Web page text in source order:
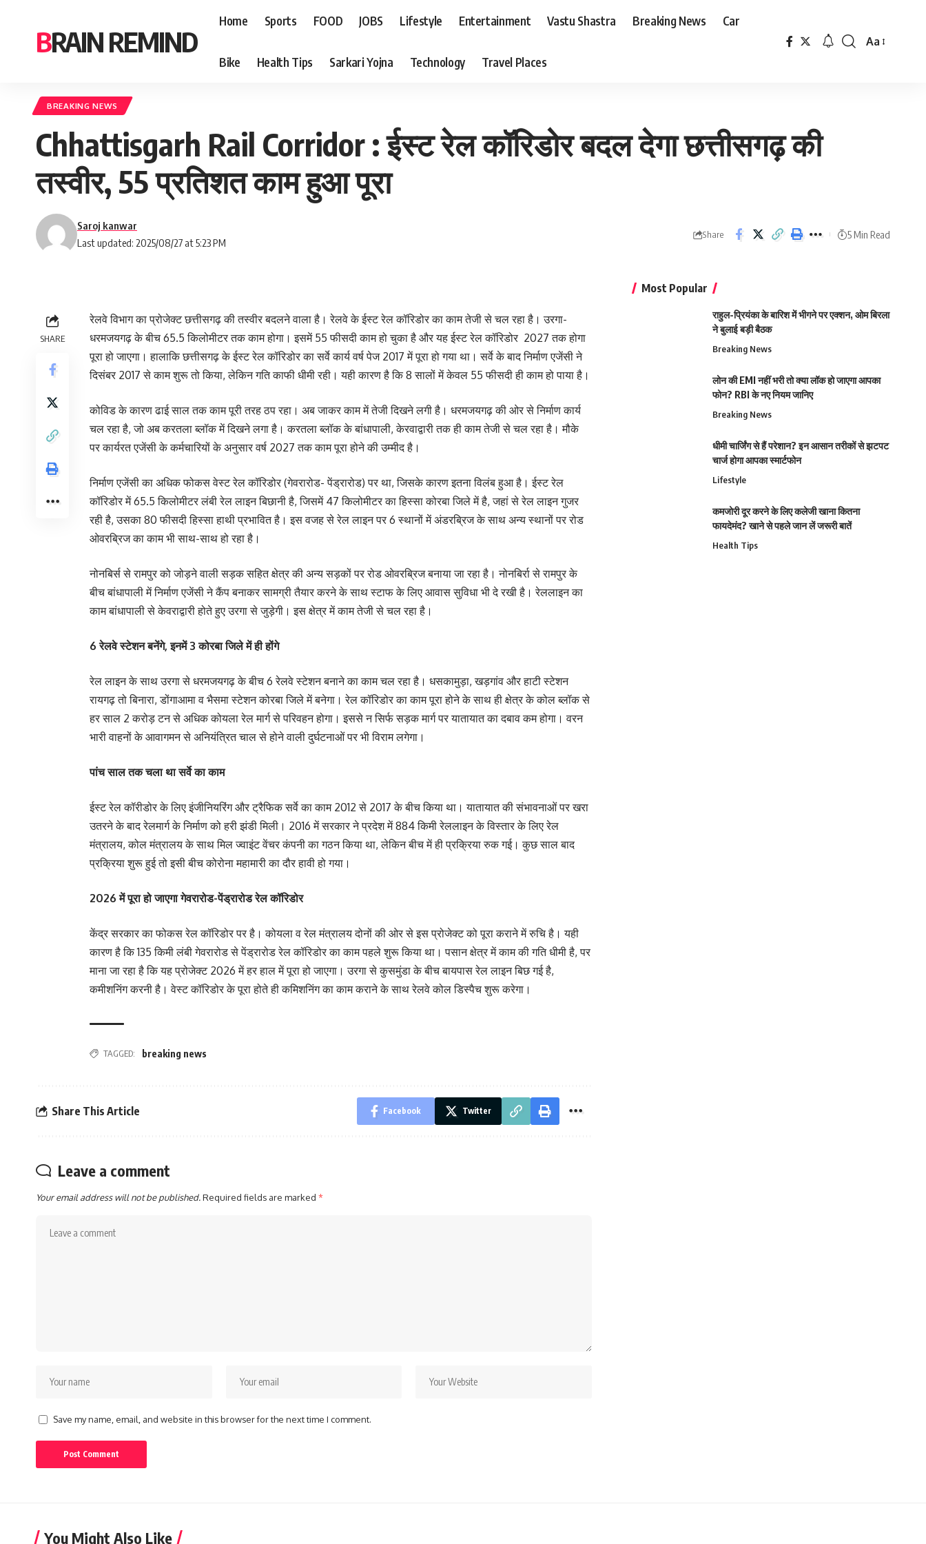
BRAIN REMIND
Home Sports FOOD JOBS Lifestyle Entertainment Vastu Shastra Breaking News Car
Bike Health Tips Sarkari Yojna Technology Travel Places
Font
Aa
BREAKING NEWS
Chhattisgarh Rail Corridor : ईस्ट रेल कॉरिडोर बदल देगा छत्तीसगढ़ की
तस्वीर, 55 प्रतिशत काम हुआ पूरा
Last updated: 2025/08/27 at 5:23 PM
Saroj kanwar
Share 5 Min Read
SHARE
रेलवे विभाग का प्रोजेक्ट छत्तीसगढ़ की तस्वीर बदलने वाला है। रेलवे के ईस्ट रेल कॉरिडोर का काम तेजी से चल रहा है। उरगा-
धरमजयगढ़ के बीच 65.5 किलोमीटर तक काम होगा। इसमें 55 फीसदी काम हो चुका है और यह ईस्ट रेल कॉरिडोर 2027 तक होगा
पूरा हो जाएगा। हालाकि छत्तीसगढ़ के ईस्ट रेल कॉरिडोर का सर्वे कार्य वर्ष पेज 2017 में पूरा हो गया था। सर्वे के बाद निर्माण एजेंसी ने
दिसंबर 2017 से काम शुरू तो किया, लेकिन गति काफी धीमी रही। यही कारण है कि 8 सालों में केवल 55 फीसदी ही काम हो पाया है।
कोविड के कारण ढाई साल तक काम पूरी तरह ठप रहा। अब जाकर काम में तेजी दिखने लगी है। धरमजयगढ़ की ओर से निर्माण कार्य
चल रहा है, जो अब करतला ब्लॉक में दिखने लगा है। करतला ब्लॉक के बांधापाली, केरवाद्वारी तक ही काम तेजी से चल रहा है। मौके
पर कार्यरत एजेंसी के कर्मचारियों के अनुसार वर्ष 2027 तक काम पूरा होने की उम्मीद है।
निर्माण एजेंसी का अधिक फोकस वेस्ट रेल कॉरिडोर (गेवरारोड- पेंड्रारोड) पर था, जिसके कारण इतना विलंब हुआ है। ईस्ट रेल
कॉरिडोर में 65.5 किलोमीटर लंबी रेल लाइन बिछानी है, जिसमें 47 किलोमीटर का हिस्सा कोरबा जिले में है, जहां से रेल लाइन गुजर
रही है, उसका 80 फीसदी हिस्सा हाथी प्रभावित है। इस वजह से रेल लाइन पर 6 स्थानों में अंडरब्रिज के साथ अन्य स्थानों पर रोड
ओवरब्रिज का काम भी साथ-साथ हो रहा है।
नोनबिर्स से रामपुर को जोड़ने वाली सड़क सहित क्षेत्र की अन्य सड़कों पर रोड ओवरब्रिज बनाया जा रहा है। नोनबिर्रा से रामपुर के
बीच बांधापाली में निर्माण एजेंसी ने कैंप बनाकर सामग्री तैयार करने के साथ स्टाफ के लिए आवास सुविधा भी दे रखी है। रेललाइन का
काम बांधापाली से केवराद्वारी होते हुए उरगा से जुड़ेगी। इस क्षेत्र में काम तेजी से चल रहा है।
6 रेलवे स्टेशन बनेंगे, इनमें 3 कोरबा जिले में ही होंगे
रेल लाइन के साथ उरगा से धरमजयगढ़ के बीच 6 रेलवे स्टेशन बनाने का काम चल रहा है। धसकामुड़ा, खड़गांव और हाटी स्टेशन
रायगढ़ तो बिनारा, डोंगाआमा व भैसमा स्टेशन कोरबा जिले में बनेगा। रेल कॉरिडोर का काम पूरा होने के साथ ही क्षेत्र के कोल ब्लॉक से
हर साल 2 करोड़ टन से अधिक कोयला रेल मार्ग से परिवहन होगा। इससे न सिर्फ सड़क मार्ग पर यातायात का दबाव कम होगा। वरन
भारी वाहनों के आवागमन से अनियंत्रित चाल से होने वाली दुर्घटनाओं पर भी विराम लगेगा।
पांच साल तक चला था सर्वे का काम
ईस्ट रेल कॉरीडोर के लिए इंजीनियरिंग और ट्रैफिक सर्वे का काम 2012 से 2017 के बीच किया था। यातायात की संभावनाओं पर खरा
उतरने के बाद रेलमार्ग के निर्माण को हरी झंडी मिली। 2016 में सरकार ने प्रदेश में 884 किमी रेललाइन के विस्तार के लिए रेल
मंत्रालय, कोल मंत्रालय के साथ मिल ज्वाइंट वेंचर कंपनी का गठन किया था, लेकिन बीच में ही प्रक्रिया रुक गई। कुछ साल बाद
प्रक्रिया शुरू हुई तो इसी बीच कोरोना महामारी का दौर हावी हो गया।
2026 में पूरा हो जाएगा गेवरारोड-पेंड्रारोड रेल कॉरिडोर
केंद्र सरकार का फोकस रेल कॉरिडोर पर है। कोयला व रेल मंत्रालय दोनों की ओर से इस प्रोजेक्ट को पूरा कराने में रुचि है। यही
कारण है कि 135 किमी लंबी गेवरारोड से पेंड्रारोड रेल कॉरिडोर का काम पहले शुरू किया था। पसान क्षेत्र में काम की गति धीमी है, पर
माना जा रहा है कि यह प्रोजेक्ट 2026 में हर हाल में पूरा हो जाएगा। उरगा से कुसमुंडा के बीच बायपास रेल लाइन बिछ गई है,
कमीशनिंग करनी है। वेस्ट कॉरिडोर के पूरा होते ही कमिशनिंग का काम कराने के साथ रेलवे कोल डिस्पैच शुरू करेगा।
TAGGED: breaking news
Share This Article Facebook Twitter
Leave a comment
Your email address will not be published.Required fields are marked *
Save my name, email, and website in this browser for the next time I comment.
Most Popular
राहुल-प्रियंका के बारिश में भीगने पर एक्शन, ओम बिरला
ने बुलाई बड़ी बैठक
Breaking News
लोन की EMI नहीं भरी तो क्या लॉक हो जाएगा आपका
फोन? RBI के नए नियम जानिए
Breaking News
धीमी चार्जिंग से हैं परेशान? इन आसान तरीकों से झटपट
चार्ज होगा आपका स्मार्टफोन
Lifestyle
कमजोरी दूर करने के लिए कलेजी खाना कितना
फायदेमंद? खाने से पहले जान लें जरूरी बातें
Health Tips
You Might Also Like